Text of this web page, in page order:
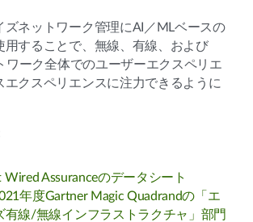
ズネットワーク管理にAI／MLベースの
用することで、無線、有線、および
ワーク全体でのユーザーエクスペリエ
エクスペリエンスに注力できるように
Assuranceのデータシート
年度Gartner Magic Quadrandの「エ
有線/無線インフラストラクチャ」部門